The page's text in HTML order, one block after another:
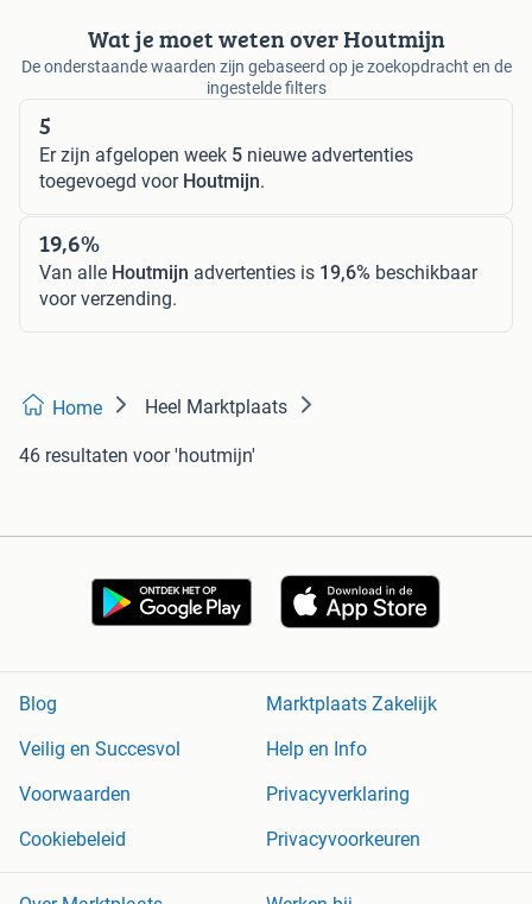
Wat je moet weten over Houtmijn
De onderstaande waarden zijn gebaseerd op je zoekopdracht en de
ingestelde filters
5
Er zijn afgelopen week 5 nieuwe advertenties
toegevoegd voor Houtmijn.
19,6%
Van alle Houtmijn advertenties is 19,6% beschikbaar
voor verzending.
Home Heel Marktplaats
46 resultaten voor 'houtmijn'
Blog
Marktplaats Zakelijk
Veilig en Succesvol
Help en Info
Voorwaarden
Privacyverklaring
Cookiebeleid
Privacyvoorkeuren